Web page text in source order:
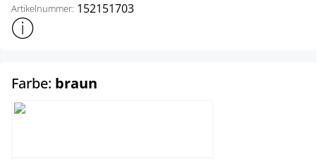
Artikelnummer: 152151703
Weitere Produktinformationen anzeigen
Farbe: braun